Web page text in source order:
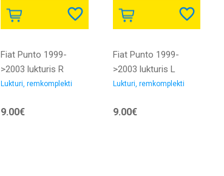
Fiat Punto 1999-
>2003 lukturis R
remkomplekts
Lukturi, remkomplekti
9.00€
Fiat Punto 1999-
>2003 lukturis L
remkomplekts
Lukturi, remkomplekti
9.00€